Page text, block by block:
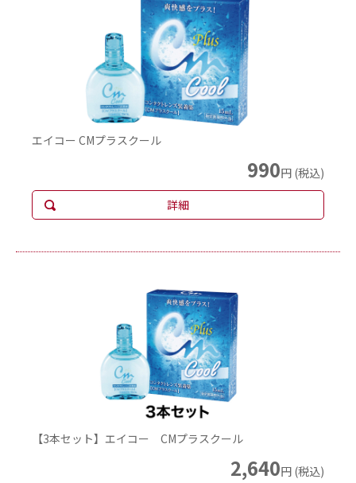
エイコー CMプラスクール
990円 (税込)
詳細
【3本セット】エイコー CMプラスクール
2,640円 (税込)